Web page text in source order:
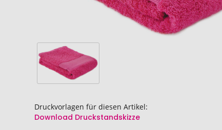
Druckvorlagen für diesen Artikel:
Download Druckstandskizze